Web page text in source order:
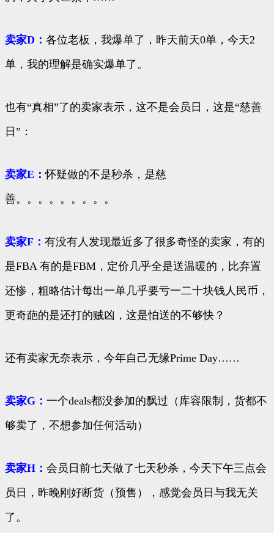
卖家D： 各位老板，我爆单了，昨天前天0单，今天2
单，我的理解是确实爆单了。
也有“真相”了的卖家表示，这不是会员日，这是“慈善
日”：
卖家E：怀疑做的不是秒杀，是慈
善。。。。。。。。。
卖家F： 有没有人发现最近多了很多奇怪的卖家，有的
是FBA 有的是FBM，定价几乎全是送温暖的，比弃置
还惨，粗略估计每出一单几乎要亏一二十块钱人民币，
更奇葩的是还打的贼凶，这是怕送的不够快？
还有卖家无奈表示，今年自己无缘Prime Day……
卖家G： 一个deals都没参加的飘过（库容限制，货都不
够卖了，不想参加任何活动）
卖家H： 会员日前七天做了七天秒杀，今天下午三点会
员日，昨晚刚好断货（预售），感觉会员日与我无关
了。